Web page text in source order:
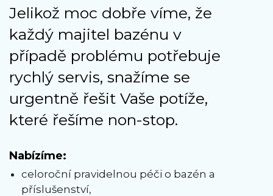
Jelikož moc dobře víme, že
každý majitel bazénu v
případě problému potřebuje
rychlý servis, snažíme se
urgentně řešit Vaše potíže,
které řešíme non-stop.
Nabízíme:
celoroční pravidelnou péči o bazén a
příslušenství,